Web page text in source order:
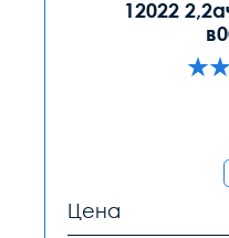
12022
Цена